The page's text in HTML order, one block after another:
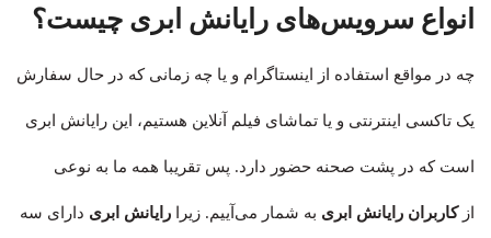
انواع سرویس‌های رایانش ابری چیست؟
چه در مواقع استفاده از اینستاگرام و یا چه زمانی که در حال سفارش
یک تاکسی اینترنتی و یا تماشای فیلم آنلاین هستیم، این رایانش ابری
است که در پشت صحنه حضور دارد. پس تقریبا همه ما به نوعی
ازکاربران رایانش ابری به شمار می‌آییم. زیرا رایانش ابری دارای سه